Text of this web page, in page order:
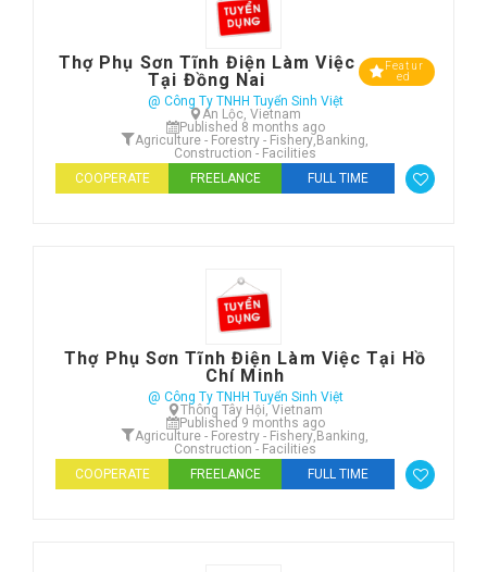
Thợ Phụ Sơn Tĩnh Điện Làm Việc
Tại Đồng Nai
Featur
ed
@ Công Ty TNHH Tuyển Sinh Việt
An Lộc, Vietnam
Published 8 months ago
Agriculture - Forestry - Fishery, Banking,
Construction - Facilities
COOPERATE
FREELANCE FULL TIME
Thợ Phụ Sơn Tĩnh Điện Làm Việc Tại Hồ
Chí Minh
@ Công Ty TNHH Tuyển Sinh Việt
Thông Tây Hội, Vietnam
Published 9 months ago
Agriculture - Forestry - Fishery, Banking,
Construction - Facilities
COOPERATE
FREELANCE FULL TIME